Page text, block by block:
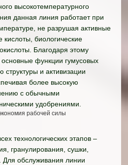
высокотемпературного
данная линия работает при
не разрушая активные
биологические
Благодаря этому
функции гумусовых
и активизации
более высокую
с обычными
удобрениями.
рабочей силы
технологических этапов –
гранулирования, сушки,
Для обслуживания линии